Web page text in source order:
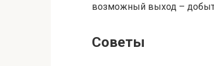
возможный выход –
Советы